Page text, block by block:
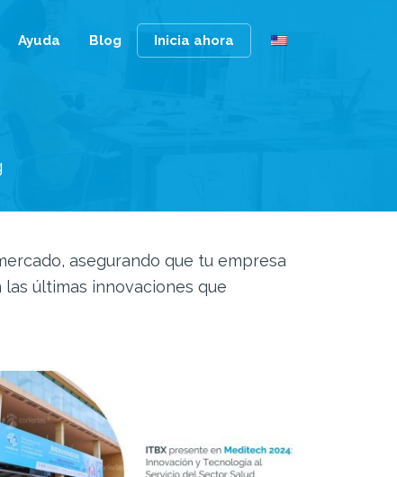
Ayuda Blog Inicia ahora
asegurando que tu empresa
últimas innovaciones que